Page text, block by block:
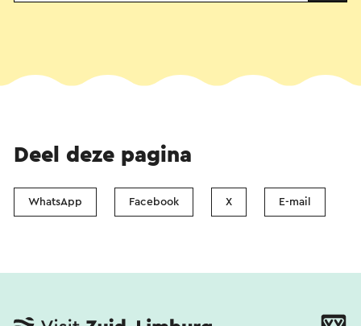
Deel deze pagina
WhatsApp Facebook X E-mail